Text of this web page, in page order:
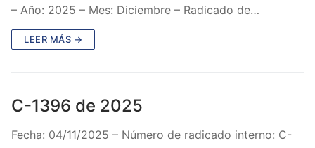
– Año: 2025 – Mes: Diciembre – Radicado de…
LEER MÁS →
C-1396 de 2025
Fecha: 04/11/2025 – Número de radicado interno: C-